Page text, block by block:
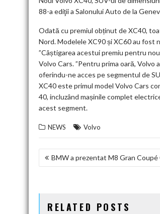
k
88-a ediţii a Salonului Auto de la
Odată cu premiul obținut de XC40,
Nord. Modelele XC90 și XC60 au fost
”Câștigarea acestui premiu pentru
Volvo Cars. ”Pentru prima oară,
oferindu-ne acces pe segmentul de
XC40 este primul model Volvo Cars
40, incluzând mașinile complet
acest segment.
NEWS Volvo
NAVIGARE
BMW a prezentat M8 Gran
RELATED POSTS